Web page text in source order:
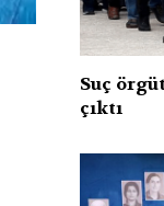
Suç
çıktı